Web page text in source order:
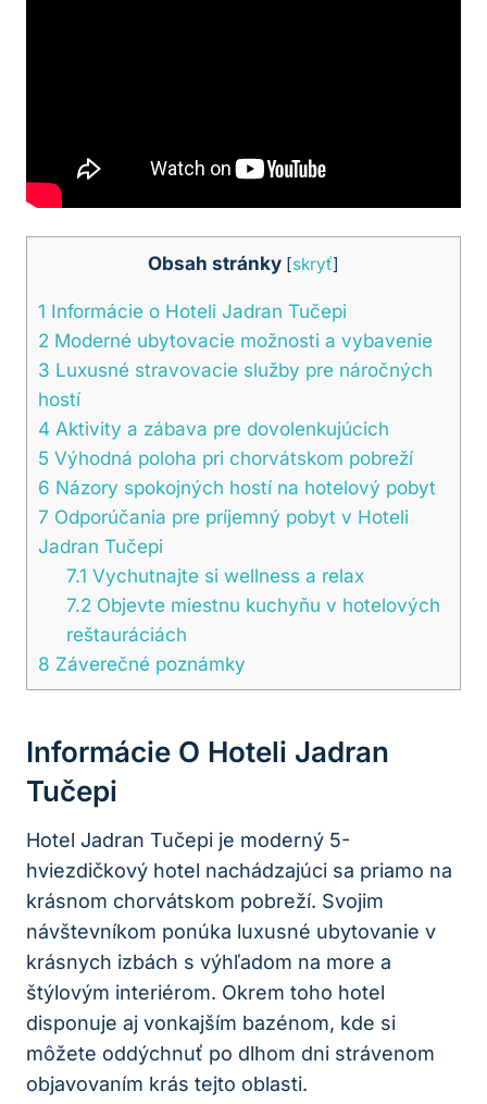
Obsah stránky [skryť]
1 Informácie o Hoteli Jadran Tučepi
2 Moderné ubytovacie možnosti a vybavenie
3 Luxusné stravovacie služby pre náročných
hostí
4 Aktivity a zábava pre dovolenkujúcich
5 Výhodná poloha pri chorvátskom pobreží
6 Názory spokojných hostí na hotelový pobyt
7 Odporúčania pre príjemný pobyt v Hoteli
Jadran Tučepi
7.1 Vychutnajte si wellness a relax
7.2 Objevte miestnu kuchyňu v hotelových
reštauráciách
8 Záverečné poznámky
Informácie O Hoteli Jadran
Tučepi
Hotel Jadran Tučepi je moderný 5-
hviezdičkový hotel nachádzajúci sa priamo na
krásnom chorvátskom pobreží. Svojim
návštevníkom ponúka luxusné ubytovanie v
krásnych izbách s výhľadom na more a
štýlovým interiérom. Okrem toho hotel
disponuje aj vonkajším bazénom, kde si
môžete oddýchnuť po dlhom dni strávenom
objavovaním krás tejto oblasti.